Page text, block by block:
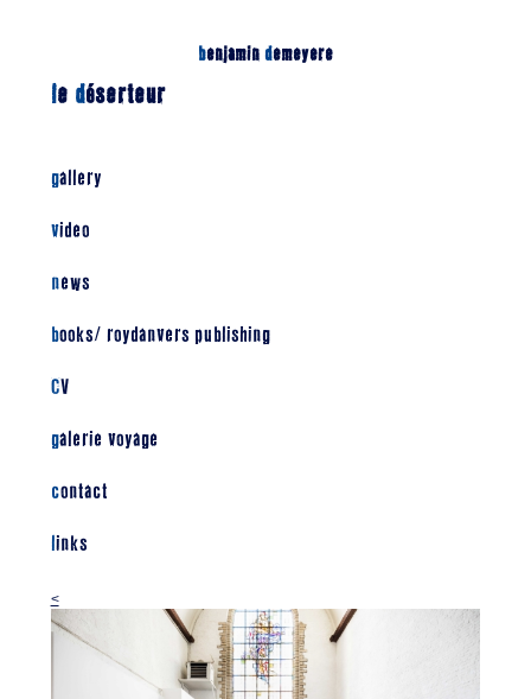
benjamin demeyere
le déserteur
gallery
video
news
books/ roydanvers publishing
CV
galerie voyage
contact
links
<